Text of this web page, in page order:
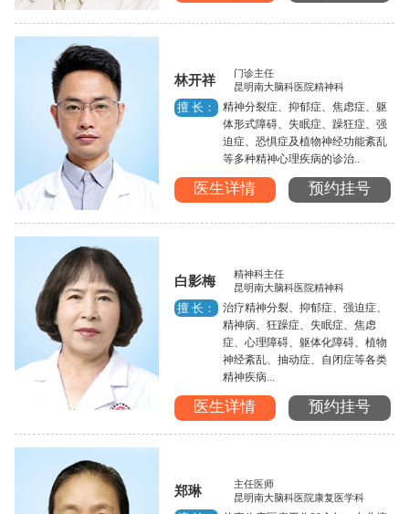
林开祥
门诊主任
昆明南大脑科医院精神科
擅 长：
精神分裂症、抑郁症、焦虑症、躯
体形式障碍、失眠症、躁狂症、强
迫症、恐惧症及植物神经功能紊乱
等多种精神心理疾病的诊治..
医生详情 预约挂号
白影梅
精神科主任
昆明南大脑科医院精神科
擅 长：
治疗精神分裂、抑郁症、强迫症、
精神病、狂躁症、失眠症、焦虑
症、心理障碍、躯体化障碍、植物
神经紊乱、抽动症、自闭症等各类
精神疾病...
医生详情 预约挂号
郑琳
主任医师
昆明南大脑科医院康复医学科